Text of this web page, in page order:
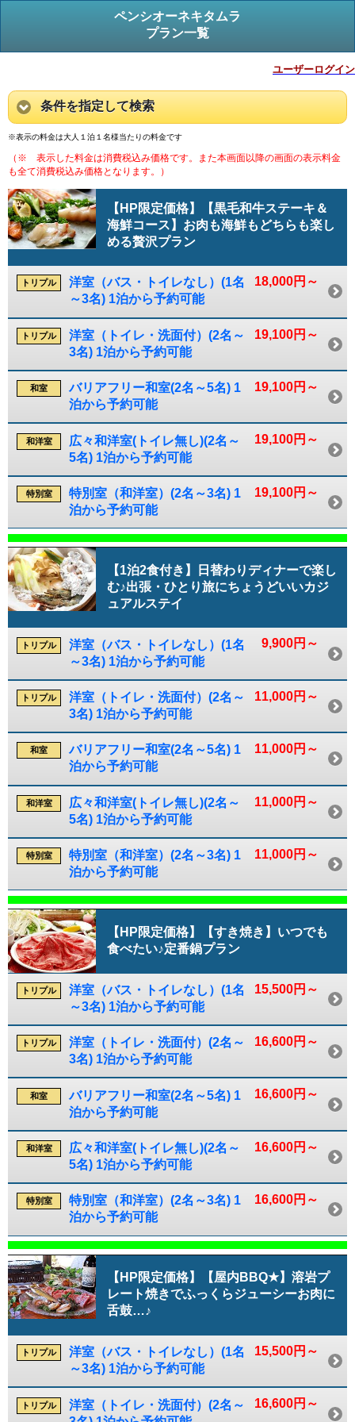
ペンシオーネキタムラ
プラン一覧
ユーザーログイン
条件を指定して検索
※表示の料金は大人１泊１名様当たりの料金です
（※ 表示した料金は消費税込み価格です。また本画面以降の画面の表示料金
も全て消費税込み価格となります。）
【HP限定価格】【黒毛和牛ステーキ＆
海鮮コース】お肉も海鮮もどちらも楽し
める贅沢プラン
18,000円～
トリプル
洋室（バス・トイレなし）(1名
～3名) 1泊から予約可能
19,100円～
トリプル
洋室（トイレ・洗面付）(2名～
3名) 1泊から予約可能
19,100円～
和室
バリアフリー和室(2名～5名) 1
泊から予約可能
19,100円～
和洋室
広々和洋室(トイレ無し)(2名～
5名) 1泊から予約可能
19,100円～
特別室
特別室（和洋室）(2名～3名) 1
泊から予約可能
【1泊2食付き】日替わりディナーで楽し
む♪出張・ひとり旅にちょうどいいカジ
ュアルステイ
9,900円～
トリプル
洋室（バス・トイレなし）(1名
～3名) 1泊から予約可能
11,000円～
トリプル
洋室（トイレ・洗面付）(2名～
3名) 1泊から予約可能
11,000円～
和室
バリアフリー和室(2名～5名) 1
泊から予約可能
11,000円～
和洋室
広々和洋室(トイレ無し)(2名～
5名) 1泊から予約可能
11,000円～
特別室
特別室（和洋室）(2名～3名) 1
泊から予約可能
【HP限定価格】【すき焼き】いつでも
食べたい♪定番鍋プラン
15,500円～
トリプル
洋室（バス・トイレなし）(1名
～3名) 1泊から予約可能
16,600円～
トリプル
洋室（トイレ・洗面付）(2名～
3名) 1泊から予約可能
16,600円～
和室
バリアフリー和室(2名～5名) 1
泊から予約可能
16,600円～
和洋室
広々和洋室(トイレ無し)(2名～
5名) 1泊から予約可能
16,600円～
特別室
特別室（和洋室）(2名～3名) 1
泊から予約可能
【HP限定価格】【屋内BBQ★】溶岩プ
レート焼きでふっくらジューシーお肉に
舌鼓…♪
15,500円～
トリプル
洋室（バス・トイレなし）(1名
～3名) 1泊から予約可能
16,600円～
トリプル
洋室（トイレ・洗面付）(2名～